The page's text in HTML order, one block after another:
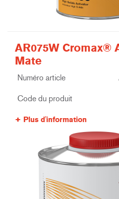
AR075W Cromax®
Mate
Numéro article
Code du produit
Plus d'information